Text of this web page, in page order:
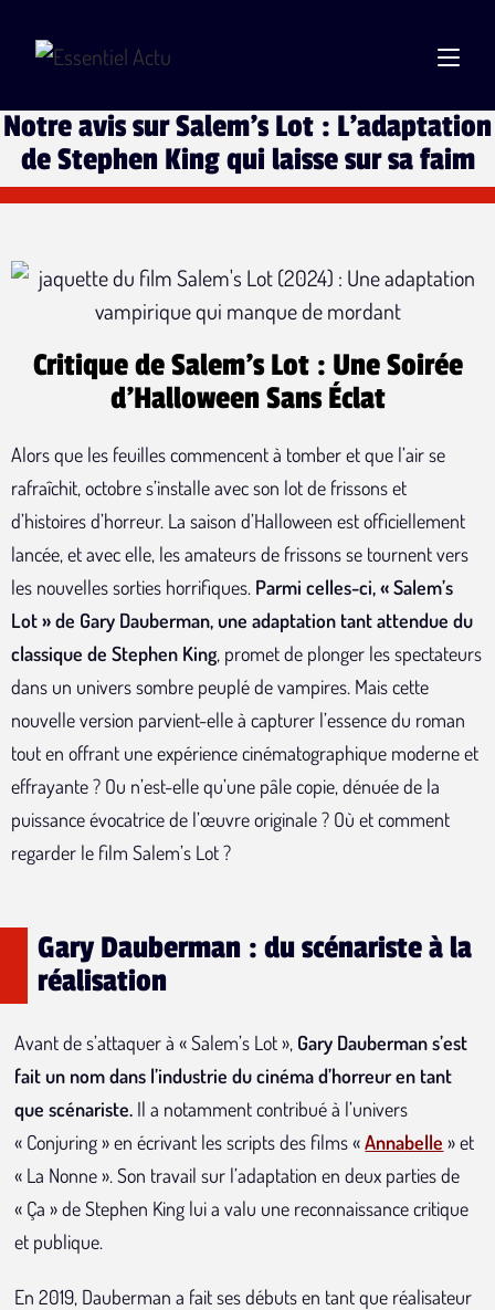
Notre avis sur Salem's Lot : L'adaptation
de Stephen King qui laisse sur sa faim
Critique de Salem's Lot : Une Soirée
d'Halloween Sans Éclat
Alors que les feuilles commencent à tomber et que l’air se
rafraîchit, octobre s’installe avec son lot de frissons et
d’histoires d’horreur. La saison d’Halloween est officiellement
lancée, et avec elle, les amateurs de frissons se tournent vers
les nouvelles sorties horrifiques. Parmi celles-ci, « Salem’s
Lot » de Gary Dauberman, une adaptation tant attendue du
classique de Stephen King, promet de plonger les spectateurs
dans un univers sombre peuplé de vampires. Mais cette
nouvelle version parvient-elle à capturer l’essence du roman
tout en offrant une expérience cinématographique moderne et
effrayante ? Ou n’est-elle qu’une pâle copie, dénuée de la
puissance évocatrice de l’œuvre originale ? Où et comment
regarder le film Salem’s Lot ?
Gary Dauberman : du scénariste à la
réalisation
Avant de s’attaquer à « Salem’s Lot », Gary Dauberman s’est
fait un nom dans l’industrie du cinéma d’horreur en tant
que scénariste. Il a notamment contribué à l’univers
« Conjuring » en écrivant les scripts des films «Annabelle » et
« La Nonne ». Son travail sur l’adaptation en deux parties de
« Ça » de Stephen King lui a valu une reconnaissance critique
et publique.
En 2019, Dauberman a fait ses débuts en tant que réalisateur